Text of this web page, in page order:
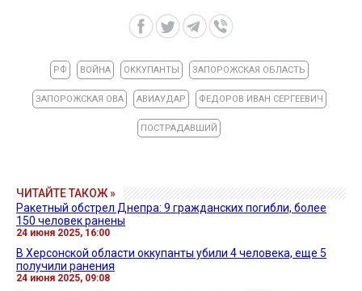
РФ ВОЙНА ОККУПАНТЫ ЗАПОРОЖСКАЯ ОБЛАСТЬ
ЗАПОРОЖСКАЯ ОВА АВИАУДАР ФЕДОРОВ ИВАН СЕРГЕЕВИЧ
ПОСТРАДАВШИЙ
ЧИТАЙТЕ ТАКОЖ »
Ракетный обстрел Днепра: 9 гражданских погибли, более
150 человек ранены
24 июня 2025, 16:00
В Херсонской области оккупанты убили 4 человека, еще 5
получили ранения
24 июня 2025, 09:08